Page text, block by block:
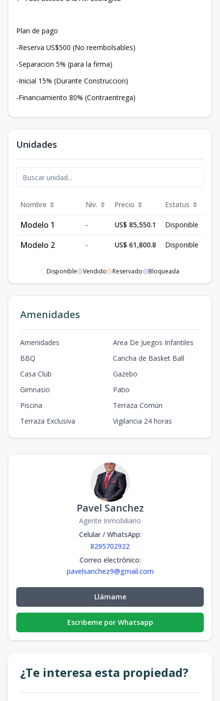
Plan de pago
-Reserva US$500 (No reembolsables)
-Separacion 5% (para la firma)
-Inicial 15% (Durante Construccion)
-Financiamiento 80% (Contraentrega)
Unidades
Nombre Niv. Precio Estatus
Modelo 1 - US$ 85,550.1 Disponible
Modelo 2 - US$ 61,800.8 Disponible
Disponible Vendido Reservado Bloqueada
Amenidades
Amenidades
Area De Juegos Infantiles
BBQ
Cancha de Basket Ball
Casa Club
Gazebo
Gimnasio
Patio
Piscina
Terraza Común
Terraza Exclusiva
Vigilancia 24 horas
Pavel Sanchez
Agente Inmobiliario
Celular / WhatsApp:
8295702922
Correo electrónico:
pavelsanchez9@gmail.com
Llámame
Escribeme por Whatsapp
¿Te interesa esta propiedad?